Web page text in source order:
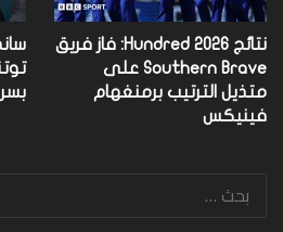
نتائج Hundred 2026: فاز فريق
Southern Brave على
متذيل الترتيب برمنغهام
فينيكس